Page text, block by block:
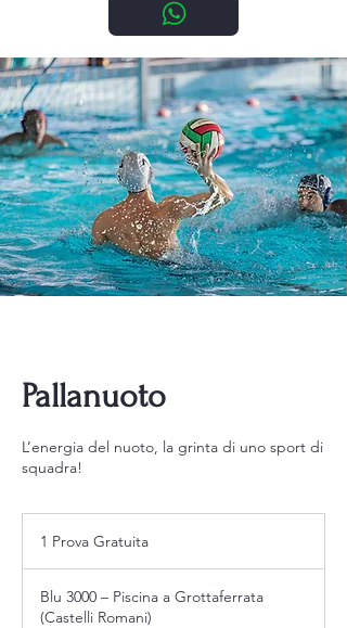
Pallanuoto
L’energia del nuoto, la grinta di uno sport di
squadra!
Gratuita
1 Prova Gratuita
Blu 3000 – Piscina a Grottaferrata
(Castelli Romani)